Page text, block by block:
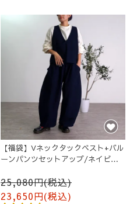
【福袋】Vネックタックベスト+バル
ーンパンツセットアップ/ネイビー/
25,080円(税込)
23,650円(税込)